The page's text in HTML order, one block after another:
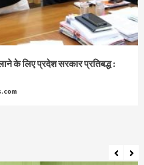
के लिए प्रदेश सरकार प्रतिबद्ध :